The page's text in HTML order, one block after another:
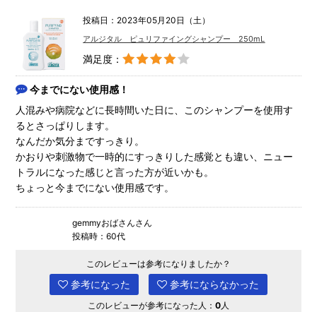
投稿日：2023年05月20日（土）
アルジタル ピュリファイングシャンプー 250mL
満足度：
今までにない使用感！
人混みや病院などに長時間いた日に、このシャンプーを使用す
るとさっぱりします。
なんだか気分まですっきり。
かおりや刺激物で一時的にすっきりした感覚とも違い、ニュー
トラルになった感じと言った方が近いかも。
ちょっと今までにない使用感です。
gemmyおばさんさん
投稿時：60代
このレビューは参考になりましたか？
参考になった 参考にならなかった
このレビューが参考になった人： 0人